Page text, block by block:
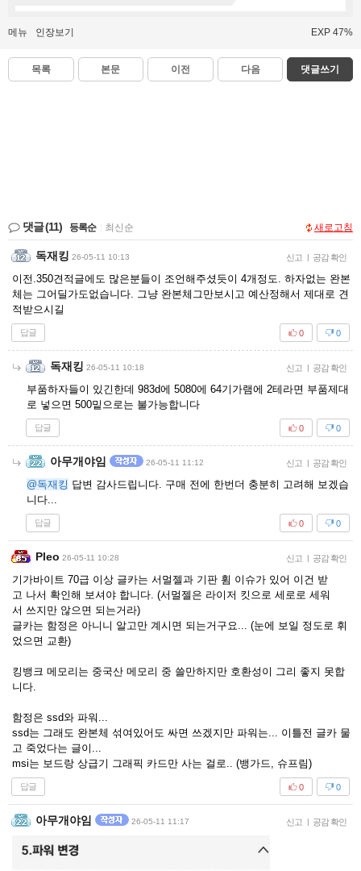
메뉴 인장보기 EXP 47%
목록 본문 이전 다음 댓글쓰기
댓글(11) 등록순 최신순 새로고침
독재킹 26-05-11 10:13 신고 | 공감 확인
이전.350견적글에도 많은분들이 조언해주셨듯이 4개정도. 하자없는 완본
체는 그어딜가도없습니다. 그냥 완본체그만보시고 예산정해서 제대로 견
적받으시길
답글 0
0
독재킹 26-05-11 10:18 신고 | 공감 확인
부품하자들이 있긴한데 983d에 5080에 64기가램에 2테라면 부품제대
로 넣으면 500밑으로는 불가능합니다
답글 0
0
아무개야임 26-05-11 11:12 신고 | 공감 확인
@독재킹 답변 감사드립니다. 구매 전에 한번더 충분히 고려해 보겠습
니다...
답글 0
0
Pleo 26-05-11 10:28 신고 | 공감 확인
기가바이트 70급 이상 글카는 서멀젤과 기판 휨 이슈가 있어 이건 받
고 나서 확인해 보셔야 합니다. (서멀젤은 라이저 킷으로 세로로 세워
서 쓰지만 않으면 되는거라)
글카는 함정은 아니니 알고만 계시면 되는거구요... (눈에 보일 정도로 휘
었으면 교환)
킹뱅크 메모리는 중국산 메모리 중 쓸만하지만 호환성이 그리 좋지 못합
니다.
함정은 ssd와 파워...
ssd는 그래도 완본체 섞여있어도 싸면 쓰겠지만 파워는... 이틀전 글카 물
고 죽었다는 글이...
msi는 보드랑 상급기 그래픽 카드만 사는 걸로.. (뱅가드, 슈프림)
답글 0
0
아무개야임 26-05-11 11:17 신고 | 공감 확인